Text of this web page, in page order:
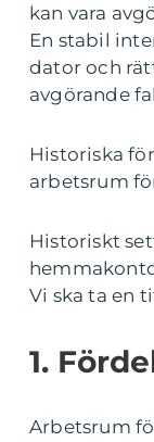
kan vara
En stabil
dator och
avgörande
Historiska
arbetsrum
Historiskt
Vi ska ta en
1.
Arbetsrum